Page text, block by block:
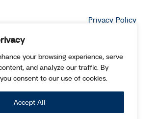
your browsing experience, serve
and analyze our traffic. By
consent to our use of cookies.
Accept All
Privacy Policy